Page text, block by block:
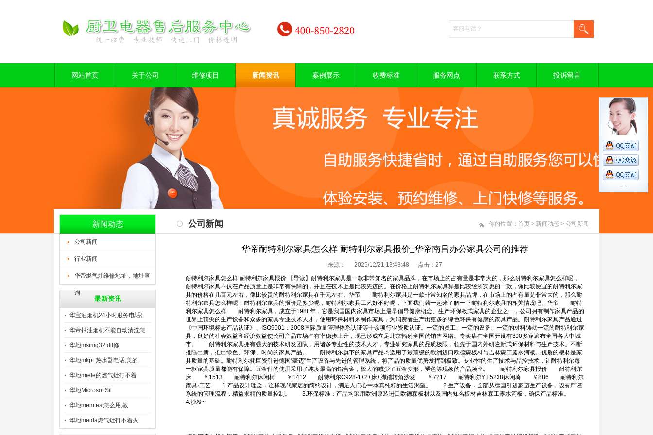
网站首页 关于公司 维修项目 新闻资讯 案例展示 收费标准 服务网点 联系方式 投诉留言
新闻动态
公司新闻
行业新闻
华帝燃气灶维修地址，地址查
询
最新资讯
华宝油烟机24小时服务电话{
华帝抽油烟机不能自动清洗怎
么
华地msimg32.dll修
华地mkpL热水器电话,美的
华地miele的燃气灶打不着
华地MicrosoftSil
华地memtest怎么用,教
华地meida燃气灶打不着火
公司新闻 你的位置： 首页 > 新闻动态 > 公司新闻
华帝耐特利尔家具怎么样 耐特利尔家具报价_华帝南昌办公家具公司的推荐
来源： 2025/12/21 13:43:48 点击： 27
耐特利尔家具怎么样 耐特利尔家具报价 【导读】耐特利尔家具是一款非常知名的家具品牌，在市场上的占有量是非常大的，那么耐特利尔家具怎么样呢，
耐特利尔家具不仅在产品质量上是非常有保障的，并且在技术上是比较先进的。在价格上耐特利尔家具算是比较经济实惠的一款，像比较便宜的耐特利尔家
具的价格在几百元左右，像比较贵的耐特利尔家具在千元左右。华帝 耐特利尔家具是一款非常知名的家具品牌，在市场上的占有量是非常大的，那么耐
特利尔家具怎么样呢，耐特利尔家具的报价是多少呢，耐特利尔家具工艺好不好呢，下面我们就一起来了解一下耐特利尔家具的相关情况吧。华帝 耐特
利尔家具怎么样 耐特利尔家具，成立于1988年，它是我国国内家具市场上最早倡导健康概念、生产环保板式家具的企业之一，公司拥有制作家具产品的
世界上顶尖的生产设备和众多的家具专业技术人才，使用环保材料来制作家具，为消费者生产出更多的绿色环保有健康的家具产品。耐特利尔家具产品通过
《中国环境标志产品认证》、ISO9001：2008国际质量管理体系认证等十余项行业资质认证。一流的员工、一流的设备、一流的材料铸就一流的耐特利尔家
具，良好的社会效益和经济效益使公司产品市场占有率稳步上升，现已形成立足北京辐射全国的销售网络。专卖店在全国开设有300多家遍布全国各大中城
市。 耐特利尔家具拥有强大的技术研发团队，用诸多专业性的技术人才，专业研究家具的品质极限，领先于国内外研发新式环保材料与生产技术。不断
推陈出新，推出绿色、环保、时尚的家具产品。 耐特利尔旗下的家具产品均选用了最顶级的欧洲进口欧德森板材与吉林森工露水河板。优质的板材是家
具质量的基础。耐特利尔耗巨资引进德国“豪迈”生产设备与先进的管理系统，将产品的质量优势发挥到极致。专业性的生产技术与品控技术，让耐特利尔每
一款家具质量都能有保障。五金件的使用采用了纯度最高的铝合金，极大的减少了五金变形，褪色等现象的产品频率。 耐特利尔家具报价 耐特利尔
床 ￥1513 耐特利尔休闲椅 ￥1412 耐特利尔C928-1+2+床+脚踏转角沙发 ￥7217 耐特利尔YT.5238休闲椅 ￥886 耐特利尔
家具·工艺 1.产品设计理念：诠释现代家居的简约设计，满足人们心中本真纯粹的生活渴望。 2.生产设备：全部从德国引进豪迈生产设备，设有严谨
系统的管理流程，精益求精的质量控制。 3.环保标准：产品均采用欧洲原装进口欧德森板材以及国内知名板材吉林森工露水河板，确保产品标准。
4.沙发~